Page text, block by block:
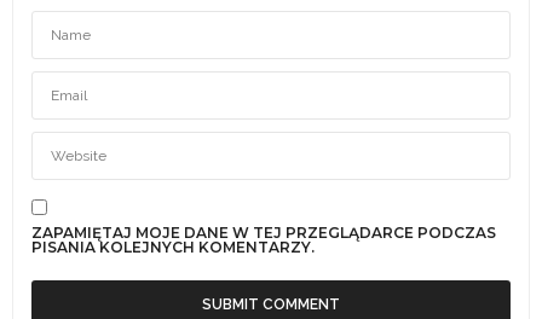
ZAPAMIĘTAJ MOJE DANE W TEJ PRZEGLĄDARCE PODCZAS
PISANIA KOLEJNYCH KOMENTARZY.